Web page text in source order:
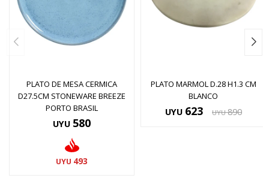
PLATO DE MESA CERMICA
D27.5CM STONEWARE BREEZE
PORTO BRASIL
UYU 580
UYU 493
PLATO MARMOL D.28 H1.3 CM
BLANCO
UYU 623 UYU 890